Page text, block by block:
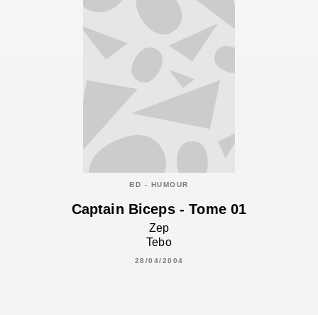
BD - HUMOUR
Captain Biceps - Tome 01
Zep
Tebo
28/04/2004